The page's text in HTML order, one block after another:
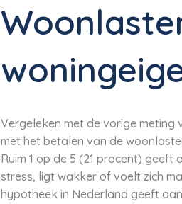
Vergeleken met de vorige
met het betalen van de
Ruim 1 op de 5 (21 procent)
stress, ligt wakker of voelt zich
hypotheek in Nederland geeft